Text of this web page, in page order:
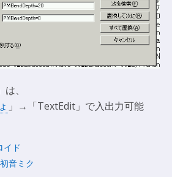
、
」→「TextEdit」で入出力可能
イド
初音ミク